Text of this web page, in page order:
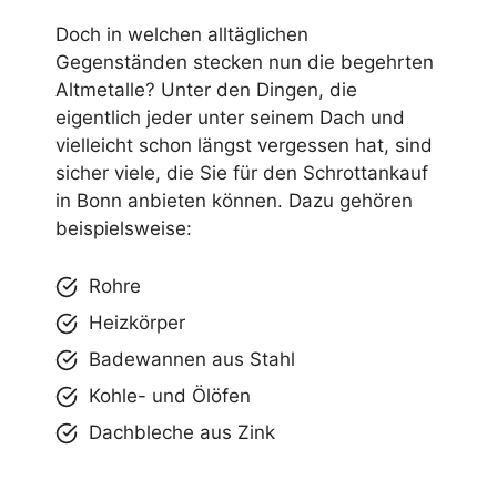
Doch in welchen alltäglichen
Gegenständen stecken nun die begehrten
Altmetalle? Unter den Dingen, die
eigentlich jeder unter seinem Dach und
vielleicht schon längst vergessen hat, sind
sicher viele, die Sie für den Schrottankauf
in Bonn anbieten können. Dazu gehören
beispielsweise:
Rohre
Heizkörper
Badewannen aus Stahl
Kohle- und Ölöfen
Dachbleche aus Zink